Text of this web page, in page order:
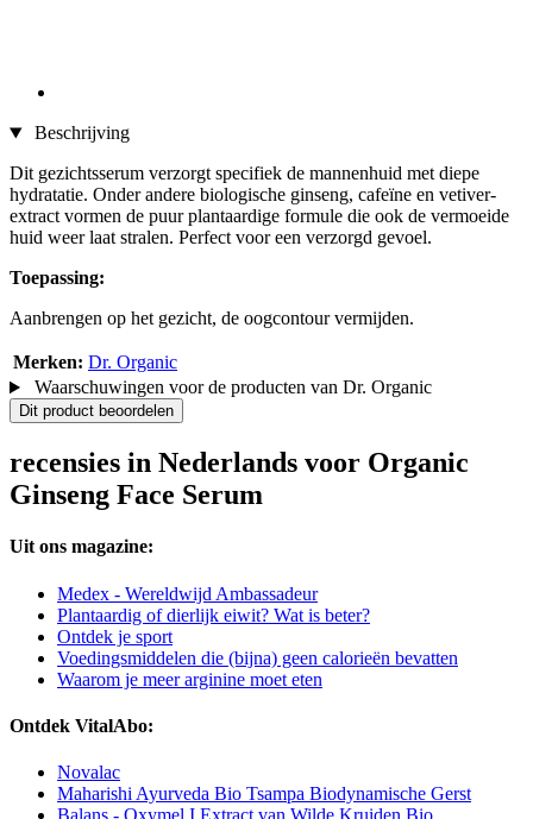
Beschrijving
Dit gezichtsserum verzorgt specifiek de mannenhuid met diepe
hydratatie. Onder andere biologische ginseng, cafeïne en vetiver-
extract vormen de puur plantaardige formule die ook de vermoeide
huid weer laat stralen. Perfect voor een verzorgd gevoel.
Toepassing:
Aanbrengen op het gezicht, de oogcontour vermijden.
Merken: Dr. Organic
Waarschuwingen voor de producten van Dr. Organic
Dit product beoordelen
recensies in Nederlands voor Organic
Ginseng Face Serum
Uit ons magazine:
Medex - Wereldwijd Ambassadeur
Plantaardig of dierlijk eiwit? Wat is beter?
Ontdek je sport
Voedingsmiddelen die (bijna) geen calorieën bevatten
Waarom je meer arginine moet eten
Ontdek VitalAbo:
Novalac
Maharishi Ayurveda Bio Tsampa Biodynamische Gerst